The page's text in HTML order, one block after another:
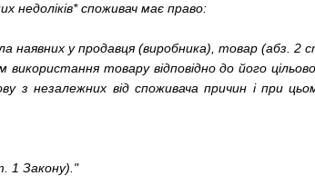
недоліків* споживач має право:
наявних у продавця (виробника), товар (абз. 2
товару відповідно до його
з незалежних від споживача причин і при
1 Закону)."